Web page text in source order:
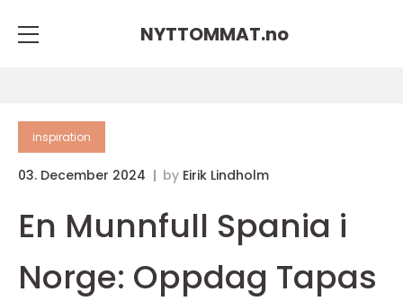
NYTTOMMAT.no
inspiration
03. December 2024 by Eirik Lindholm
En Munnfull Spania i
Norge: Oppdag Tapas